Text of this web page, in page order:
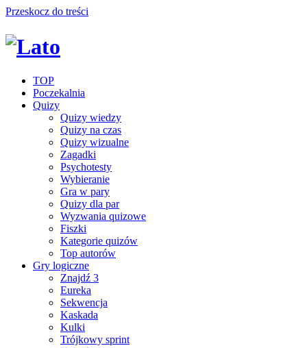
Przeskocz do treści
TOP
Poczekalnia
Quizy
Quizy wiedzy
Quizy na czas
Quizy wizualne
Zagadki
Psychotesty
Wybieranie
Gra w pary
Quizy dla par
Wyzwania quizowe
Fiszki
Kategorie quizów
Top autorów
Gry logiczne
Znajdź 3
Eureka
Sekwencja
Kaskada
Kulki
Trójkowy sprint